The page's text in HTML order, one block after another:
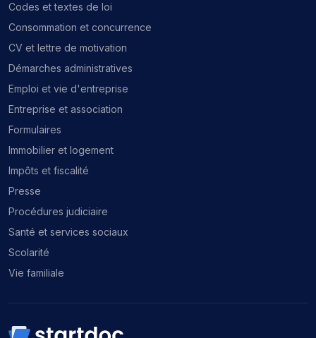
Codes et textes de loi
Consommation et concurrence
CV et lettre de motivation
Démarches administratives
Emploi et vie d'entreprise
Entreprise et association
Formulaires
Immobilier et logement
Impôts et fiscalité
Presse
Procédures judiciaire
Santé et services sociaux
Scolarité
Vie familiale